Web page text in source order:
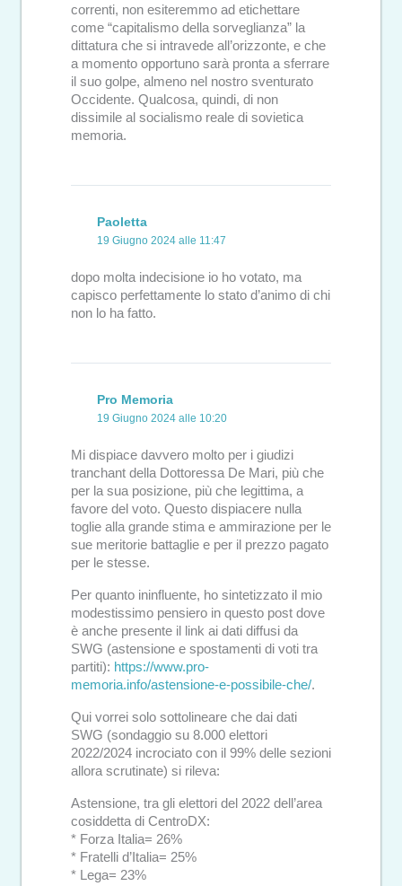
correnti, non esiteremmo ad etichettare
come “capitalismo della sorveglianza” la
dittatura che si intravede all’orizzonte, e che
a momento opportuno sarà pronta a sferrare
il suo golpe, almeno nel nostro sventurato
Occidente. Qualcosa, quindi, di non
dissimile al socialismo reale di sovietica
memoria.
Paoletta
19 Giugno 2024 alle 11:47
dopo molta indecisione io ho votato, ma
capisco perfettamente lo stato d’animo di chi
non lo ha fatto.
Pro Memoria
19 Giugno 2024 alle 10:20
Mi dispiace davvero molto per i giudizi
tranchant della Dottoressa De Mari, più che
per la sua posizione, più che legittima, a
favore del voto. Questo dispiacere nulla
toglie alla grande stima e ammirazione per le
sue meritorie battaglie e per il prezzo pagato
per le stesse.
Per quanto ininfluente, ho sintetizzato il mio
modestissimo pensiero in questo post dove
è anche presente il link ai dati diffusi da
SWG (astensione e spostamenti di voti tra
partiti): https://www.pro-
memoria.info/astensione-e-possibile-che/.
Qui vorrei solo sottolineare che dai dati
SWG (sondaggio su 8.000 elettori
2022/2024 incrociato con il 99% delle sezioni
allora scrutinate) si rileva:
Astensione, tra gli elettori del 2022 dell’area
cosiddetta di CentroDX:
* Forza Italia= 26%
* Fratelli d’Italia= 25%
* Lega= 23%